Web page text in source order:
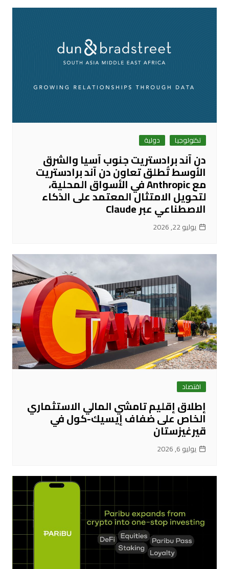
تكنولوجيا دولية
دن آند برادستريت جنوب آسيا والشرق
الأوسط تُطلق تعاون دن آند برادستريت
مع Anthropic في الأسواق المحلية،
لتحويل الامتثال المعتمد على الذكاء
الاصطناعي عبر Claude
يوليو 22, 2026
اقتصاد
إطلاق إقليم تامشي المالي الاستثماري
الخاص على ضفاف إيسيك-كول في
قيرغيزستان
يوليو 6, 2026